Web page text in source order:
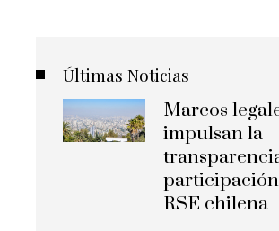
Últimas Noticias
Marcos
impulsan la
RSE chilena